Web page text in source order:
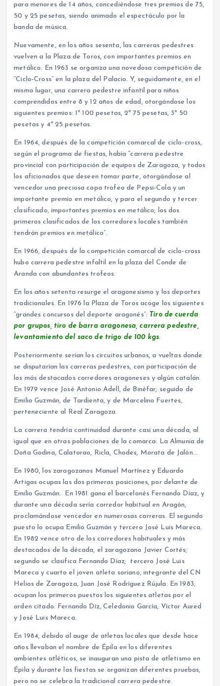
para menores de 14 años, concediéndose tres premios de 75,
50 y 25 pesetas, siendo animado el espectáculo por la
banda de música.
Nuevamente, en los años sesenta, las carreras pedestres
vuelven a la Plaza de Toros, con importantes premios en
metálico. En 1963 se organiza una novedosa competición de
“Ciclo-Cross” en la plaza del Palacio. Y, seguidamente, en el
mismo lugar, una carrera pedestre infantil para niños
comprendidos entre 8 y 12 años de edad, otorgándose los
siguientes premios: 1º 100 pesetas, 2º 75 pesetas, 3º 50
pesetas y 4º 25 pesetas.
En 1964, después de la competición comarcal de ciclo-cross,
según el programa de fiestas, había “carrera pedestre
provincial con participación de equipos de Zaragoza, y todos
los aficionados que deseen tomar parte, otorgándose al
vencedor una preciosa copa trofeo de Pepsi-Cola y un
importante premio en metálico, y para el segundo y tercer
clasificado, importantes premios en metálico; los dos
primeros clasificados de los corredores locales también
tendrán premios en metálico”.
En 1966, después de la competición comarcal de ciclo-cross
hubo carrera pedestre infaltil en la plaza del Conde de
Aranda con abundantes trofeos.
En los años setenta resurge el aragonesismo y los deportes
tradicionales. En 1976 la Plaza de Toros acoge los siguientes
“grandes concursos del deporte aragonés”: Tiro de cuerda
por grupos, tiro de barra aragonesa, carrera pedestre,
levantamiento del saco de trigo de 100 kgs.
Posteriormente serían los circuitos urbanos, a vueltas donde
se disputarían las carreras pedestres, con participación de
los más destacados corredores aragoneses y algún catalán.
En 1979 vence José Antonio Adell, de Binéfar; seguido de
Emilio Guzmán, de Tardienta, y de Marcelino Fuertes,
perteneciente al Real Zaragoza.
La carrera tendría continuidad durante casi una década, al
igual que en otras poblaciones de la comarca: La Almunia de
Doña Godina, Calatorao, Ricla, Chodes, Morata de Jalón…
En 1980, los zaragozanos Manuel Martínez y Eduardo
Artigas ocupas las dos primeras posiciones, por delante de
Emilio Guzmán. En 1981 gana el barcelonés Fernando Díaz, y
durante una década sería corredor habitual en Aragón,
proclamándose vencedor en numerosas carreras. El segundo
puesto lo ocupa Emilio Guzmán y tercero José Luis Mareca.
En 1982 vence otro de los corredores habituales y más
destacados de la década, el zaragozano Javier Cortés;
segundo se clasifica Fernando Díaz; tercero José Luis
Mareca y cuarto el joven atleta soriano, integrante del CN
Helios de Zaragoza, Juan José Rodríguez Rújula. En 1983,
ocupan los primeros puestos los siguientes atletas por el
orden citado: Fernando Díz, Celedonio García, Víctor Aured
y José Luis Mareca.
En 1984, debido al auge de atletas locales que desde hace
años llevaban el nombre de Épila en los diferentes
ambientes atléticos, se inauguran una pista de atletismo en
Épila y durante las fiestas se organizan diferentes pruebas,
pero no se celebra la tradicional carrera pedestre.